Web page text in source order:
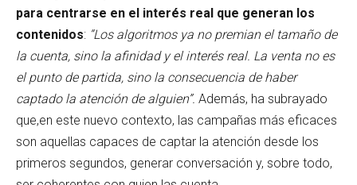
para centrarse en el interés real que generan los
contenidos: “Los algoritmos ya no premian el tamaño de
la cuenta, sino la afinidad y el interés real. La venta no es
el punto de partida, sino la consecuencia de haber
captado la atención de alguien”. Además, ha subrayado
que,en este nuevo contexto, las campañas más eficaces
son aquellas capaces de captar la atención desde los
primeros segundos, generar conversación y, sobre todo,